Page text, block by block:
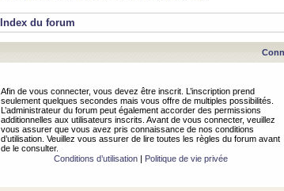
Index du forum
Afin de vous connecter, vous devez être inscrit. L’inscription prend
seulement quelques secondes mais vous offre de multiples possibilités.
L’administrateur du forum peut également accorder des permissions
additionnelles aux utilisateurs inscrits. Avant de vous connecter, veuillez
vous assurer que vous avez pris connaissance de nos conditions
d’utilisation. Veuillez vous assurer de lire toutes les règles du forum avant
de le consulter.
Conditions d’utilisation| Politique de vie privée